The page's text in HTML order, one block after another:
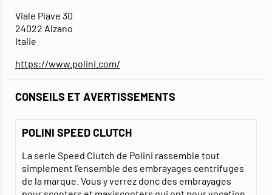
Viale Piave 30
24022 Alzano
Italie
https://www.polini.com/
CONSEILS ET AVERTISSEMENTS
POLINI SPEED CLUTCH
La serie Speed Clutch de Polini rassemble tout
simplement l'ensemble des embrayages centrifuges
de la marque. Vous y verrez donc des embrayages